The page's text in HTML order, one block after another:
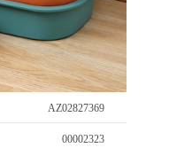
AZ02827369
00002323